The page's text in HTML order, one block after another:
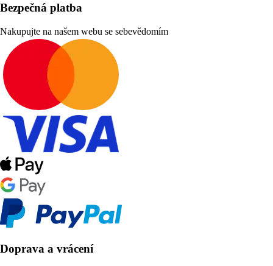
Bezpečná platba
Nakupujte na našem webu se sebevědomím
Doprava a vrácení